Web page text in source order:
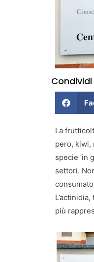
Condividi
La
pero, kiwi,
specie ‘in
settori.
più